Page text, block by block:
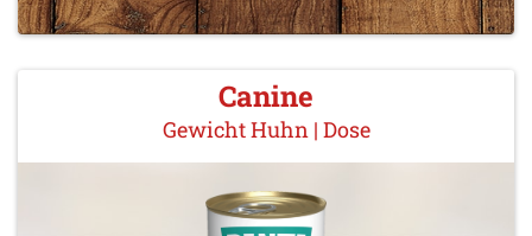
Canine
Gewicht Huhn | Dose